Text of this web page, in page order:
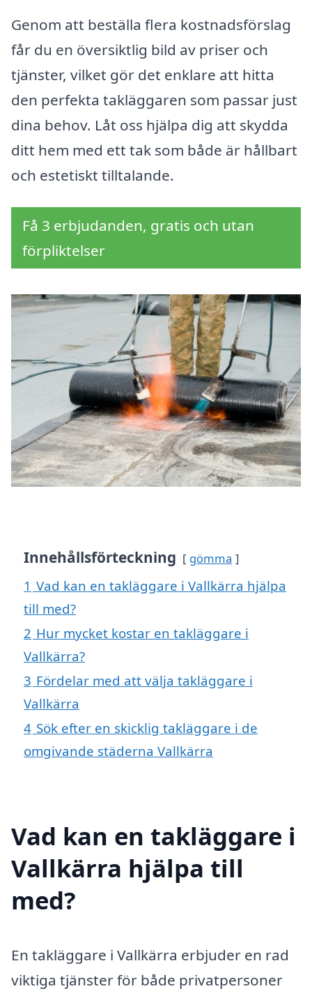
Genom att beställa flera kostnadsförslag
får du en översiktlig bild av priser och
tjänster, vilket gör det enklare att hitta
den perfekta takläggaren som passar just
dina behov. Låt oss hjälpa dig att skydda
ditt hem med ett tak som både är hållbart
och estetiskt tilltalande.
Få 3 erbjudanden, gratis och utan
förpliktelser
Innehållsförteckning gömma
1 Vad kan en takläggare i Vallkärra hjälpa
till med?
2 Hur mycket kostar en takläggare i
Vallkärra?
3 Fördelar med att välja takläggare i
Vallkärra
4 Sök efter en skicklig takläggare i de
omgivande städerna Vallkärra
Vad kan en takläggare i
Vallkärra hjälpa till
med?
En takläggare i Vallkärra erbjuder en rad
viktiga tjänster för både privatpersoner